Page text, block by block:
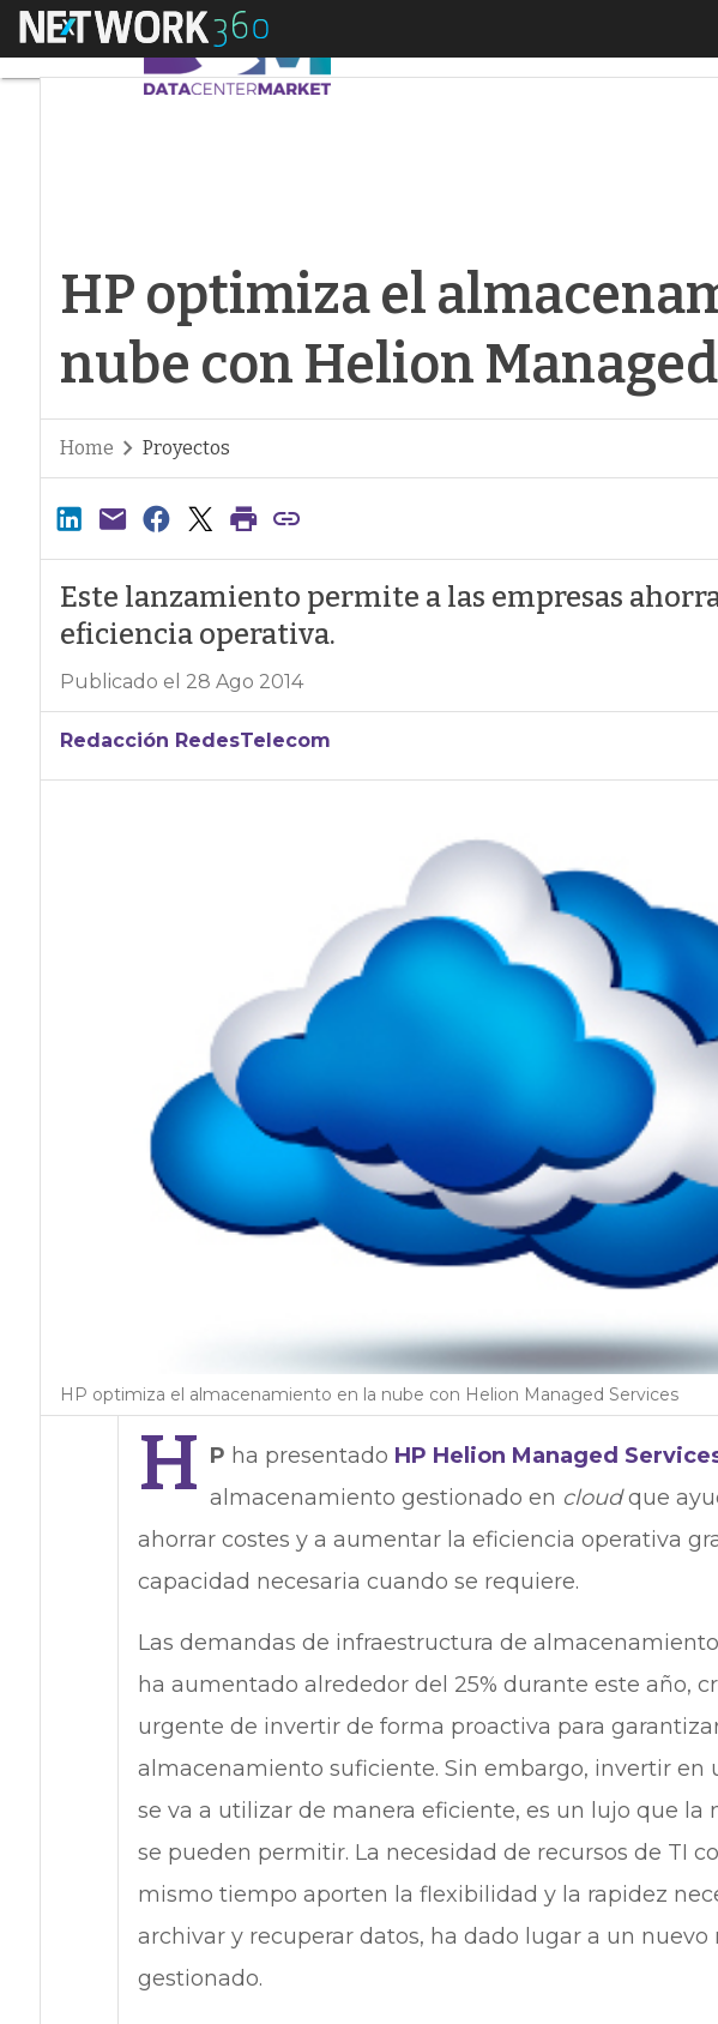
Menú HP optimiza el almacenamiento en
HP optimiza el
nube con Helion
Home Proyectos
Este lanzamiento permite a las empresas
eficiencia operativa.
Publicado el 28 Ago 2014
Redacción RedesTelecom
HP optimiza el almacenamiento en la nube con Helion Managed Services
H P ha presentado HP Helion Managed
almacenamiento gestionado en cloudque
ahorrar costes y a aumentar la eficiencia operativa
capacidad necesaria cuando se requiere.
Las demandas de infraestructura de
ha aumentado alrededor del 25% durante este año,
urgente de invertir de forma proactiva para
almacenamiento suficiente. Sin embargo, invertir
se va a utilizar de manera eficiente, es un lujo que la
se pueden permitir. La necesidad de recursos de TI
mismo tiempo aporten la flexibilidad y la rapidez
archivar y recuperar datos, ha dado lugar a un
gestionado.